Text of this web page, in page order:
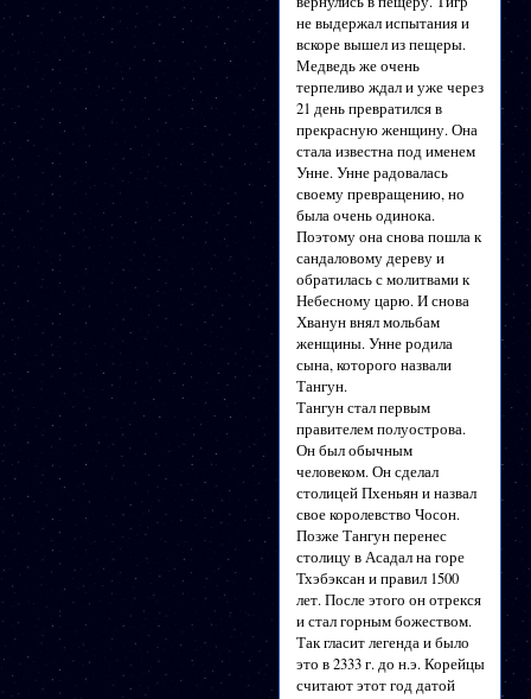
не выдержал испытания и
вскоре вышел из пещеры.
Медведь же очень
терпеливо ждал и уже через
21 день превратился в
прекрасную женщину. Она
стала известна под именем
Унне. Унне радовалась
своему превращению, но
была очень одинока.
Поэтому она снова пошла к
сандаловому дереву и
обратилась с молитвами к
Небесному царю. И снова
Хванун внял мольбам
женщины. Унне родила
сына, которого назвали
Тангун.
Тангун стал первым
правителем полуострова.
Он был обычным
человеком. Он сделал
столицей Пхеньян и назвал
свое королевство Чосон.
Позже Тангун перенес
столицу в Асадал на горе
Тхэбэксан и правил 1500
лет. После этого он отрекся
и стал горным божеством.
Так гласит легенда и было
это в 2333 г. до н.э. Корейцы
считают этот год датой